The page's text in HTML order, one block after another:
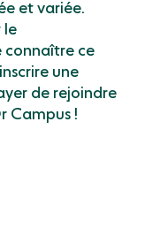
et variée.
le
connaître ce
une
de rejoindre
Campus !